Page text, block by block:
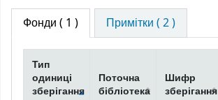
Фонди ( 1 ) Примітки ( 2 )
Тип
одиниці
зберігання
Поточна
бібліотека
Шифр
зберігання